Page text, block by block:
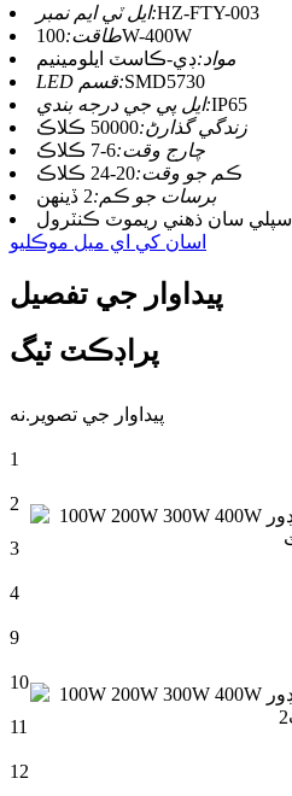
ايل ٽي ايم نمبر:HZ-FTY-003
طاقت:100W-400W
مواد:ڊي-ڪاسٽ ايلومينيم
LED قسم:SMD5730
ايل پي جي درجه بندي:IP65
زندگي گذارڻ:50000 ڪلاڪ
چارج وقت:6-7 ڪلاڪ
ڪم جو وقت:20-24 ڪلاڪ
برسات جو ڪم:2 ڏينهن
سان ذھني ريموٽ ڪنٽرول
اسان کي اي ميل موڪليو
پيداوار جي تفصيل
پراڊڪٽ ٽيگ
نه. پيداوار جي تصوير
1
2
3
4
9
10
11
12